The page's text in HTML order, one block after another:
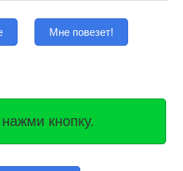
Мне повезет!
кнопку.